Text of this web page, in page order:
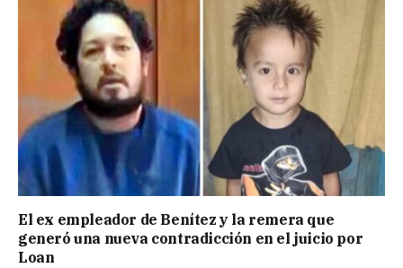
El ex empleador de Benítez y la remera que
generó una nueva contradicción en el juicio por
Loan